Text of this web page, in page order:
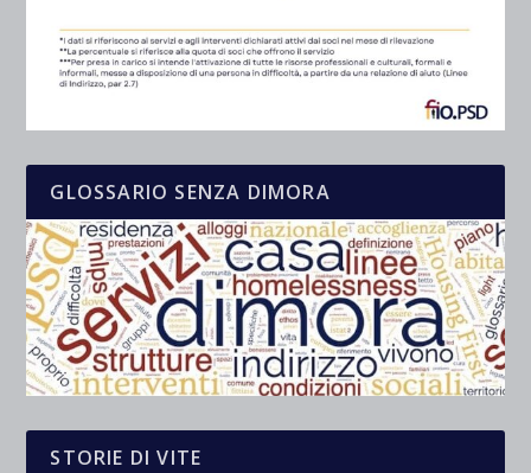
GLOSSARIO SENZA DIMORA
STORIE DI VITE